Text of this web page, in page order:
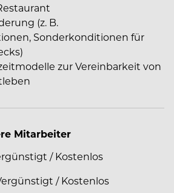
(z. B.
Sonderkonditionen für
zur Vereinbarkeit von
Mitarbeiter
/ Kostenlos
/ Kostenlos